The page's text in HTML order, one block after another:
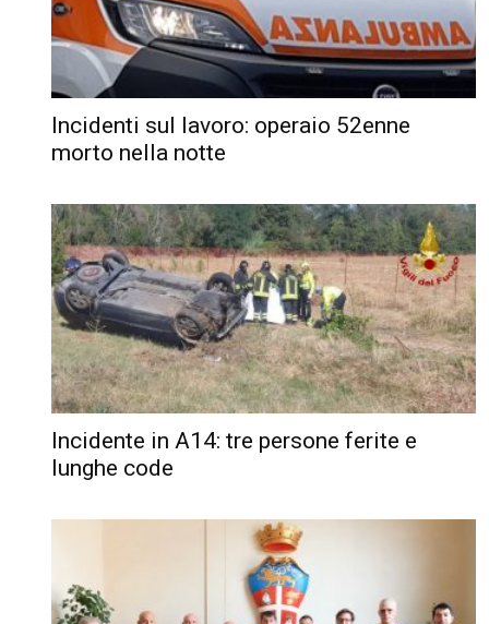
Incidenti sul lavoro: operaio 52enne
morto nella notte
Incidente in A14: tre persone ferite e
lunghe code